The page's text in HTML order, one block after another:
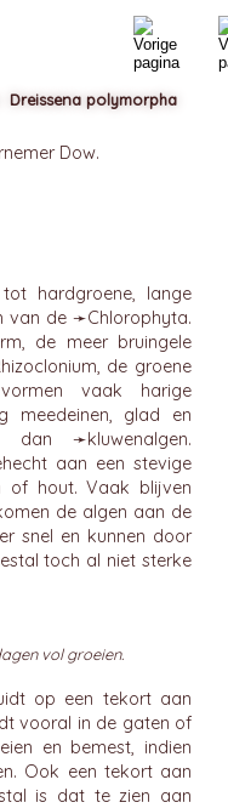
Dow.
hardgroene, lange
van de ➛Chlorophyta.
de meer bruingele
de groene
vaak harige
meedeinen, glad en
dan ➛kluwenalgen.
aan een stevige
of hout. Vaak blijven
de algen aan de
snel en kunnen door
toch al niet sterke
vol groeien.
op een tekort aan
vooral in de gaten of
en bemest, indien
Ook een tekort aan
is dat te zien aan
Dreissena polymorpha